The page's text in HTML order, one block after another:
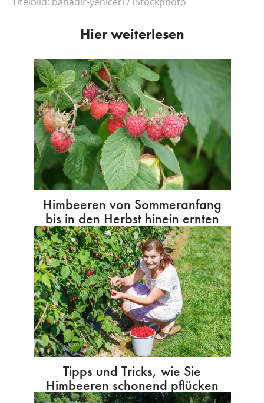
Hier weiterlesen
Himbeeren von Sommeranfang
bis in den Herbst hinein ernten
Tipps und Tricks, wie Sie
Himbeeren schonend pflücken